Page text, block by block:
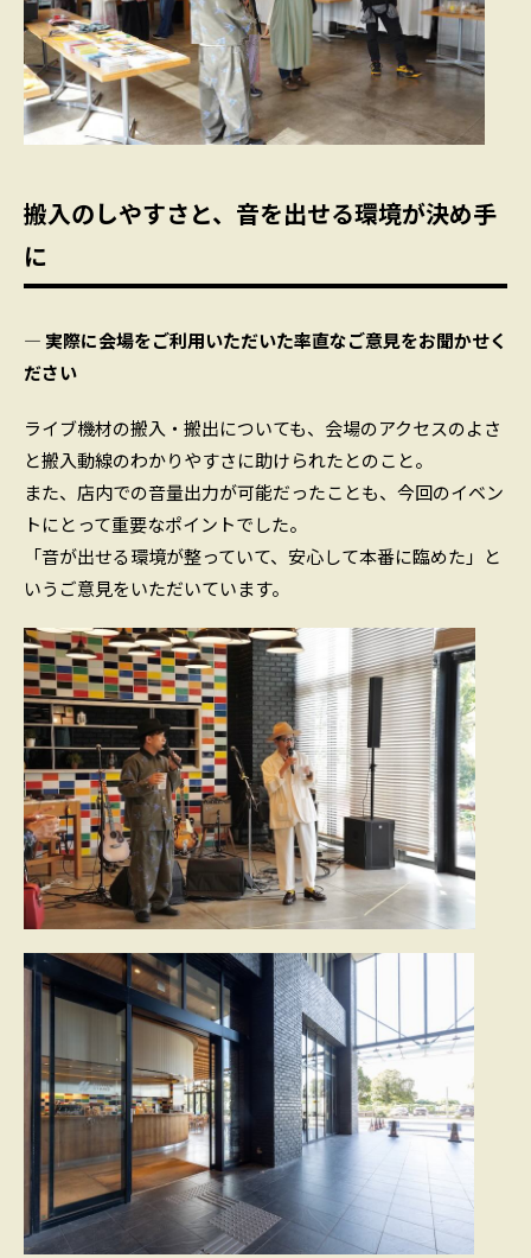
搬入のしやすさと、音を出せる環境が決め手
に
― 実際に会場をご利用いただいた率直なご意見をお聞かせく
ださい
ライブ機材の搬入・搬出についても、会場のアクセスのよさ
と搬入動線のわかりやすさに助けられたとのこと。
また、店内での音量出力が可能だったことも、今回のイベン
トにとって重要なポイントでした。
「音が出せる環境が整っていて、安心して本番に臨めた」と
いうご意見をいただいています。